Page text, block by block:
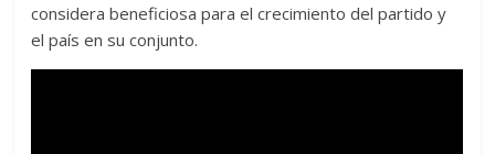
considera beneficiosa para el crecimiento del partido y
el país en su conjunto.